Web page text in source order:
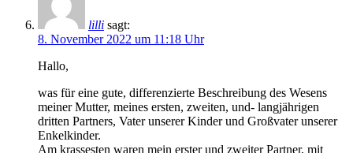
lilli sagt:
8. November 2022 um 11:18 Uhr
Hallo,
was für eine gute, differenzierte Beschreibung des Wesens
meiner Mutter, meines ersten, zweiten, und- langjährigen
dritten Partners, Vater unserer Kinder und Großvater unserer
Enkelkinder.
Am krassesten waren mein erster und zweiter Partner, mit